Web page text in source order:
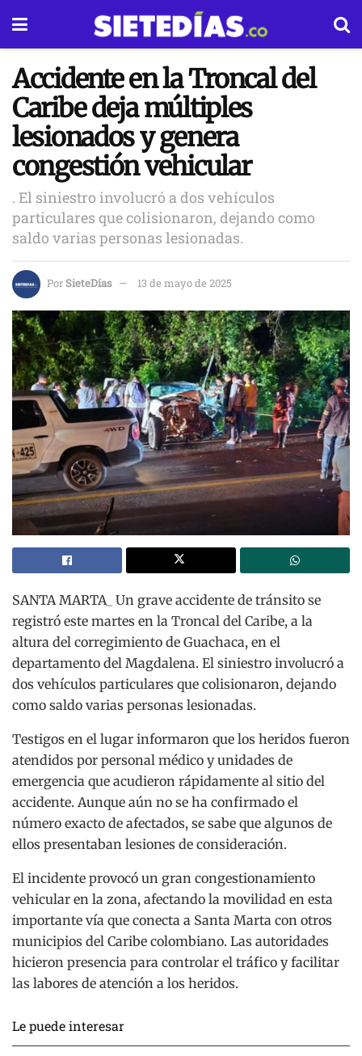
Accidente en la Troncal del
Caribe deja múltiples
lesionados y genera
congestión vehicular
. El siniestro involucró a dos vehículos
particulares que colisionaron, dejando como
saldo varias personas lesionadas.
PorSieteDías 13 de mayo de 2025
SANTA MARTA_ Un grave accidente de tránsito se
registró este martes en la Troncal del Caribe, a la
altura del corregimiento de Guachaca, en el
departamento del Magdalena. El siniestro involucró a
dos vehículos particulares que colisionaron, dejando
como saldo varias personas lesionadas.
Testigos en el lugar informaron que los heridos fueron
atendidos por personal médico y unidades de
emergencia que acudieron rápidamente al sitio del
accidente. Aunque aún no se ha confirmado el
número exacto de afectados, se sabe que algunos de
ellos presentaban lesiones de consideración.
El incidente provocó un gran congestionamiento
vehicular en la zona, afectando la movilidad en esta
importante vía que conecta a Santa Marta con otros
municipios del Caribe colombiano. Las autoridades
hicieron presencia para controlar el tráfico y facilitar
las labores de atención a los heridos.
Le puede interesar